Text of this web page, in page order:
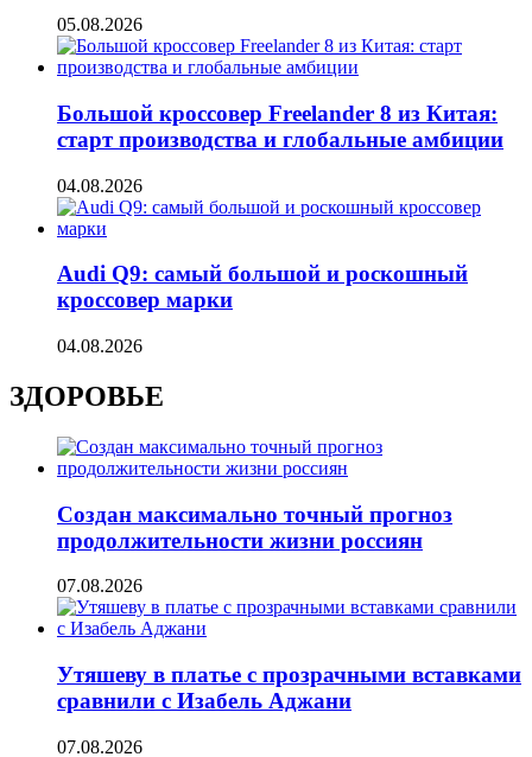
05.08.2026
Большой кроссовер Freelander 8 из Китая:
старт производства и глобальные амбиции
04.08.2026
Audi Q9: самый большой и роскошный
кроссовер марки
04.08.2026
ЗДОРОВЬЕ
Создан максимально точный прогноз
продолжительности жизни россиян
07.08.2026
Утяшеву в платье с прозрачными вставками
сравнили с Изабель Аджани
07.08.2026